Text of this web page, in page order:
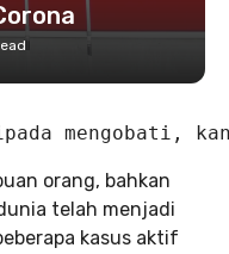
mengobati,
orang, bahkan
telah menjadi
kasus aktif